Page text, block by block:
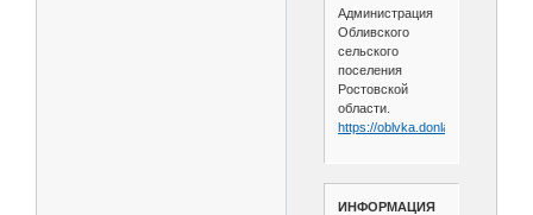
Администрация
Обливского
сельского
поселения
Ростовской
области.
https://oblvka.donland.ru/activity/
ИНФОРМАЦИЯ